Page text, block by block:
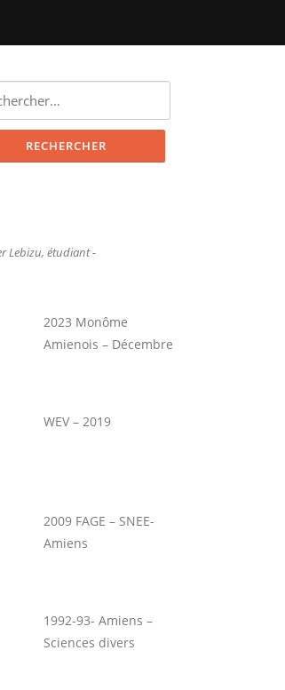
Lebizu, étudiant -
2023 Monôme
Amienois – Décembre
WEV – 2019
2009 FAGE – SNEE-
Amiens
1992-93- Amiens –
Sciences divers